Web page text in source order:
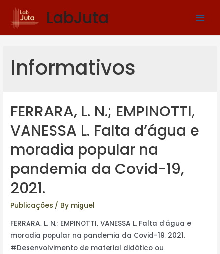
LabJuta
Informativos
FERRARA, L. N.; EMPINOTTI,
VANESSA L. Falta d’água e
moradia popular na
pandemia da Covid-19,
2021.
Publicações / By miguel
FERRARA, L. N.; EMPINOTTI, VANESSA L. Falta d’água e
moradia popular na pandemia da Covid-19, 2021.
#Desenvolvimento de material didático ou